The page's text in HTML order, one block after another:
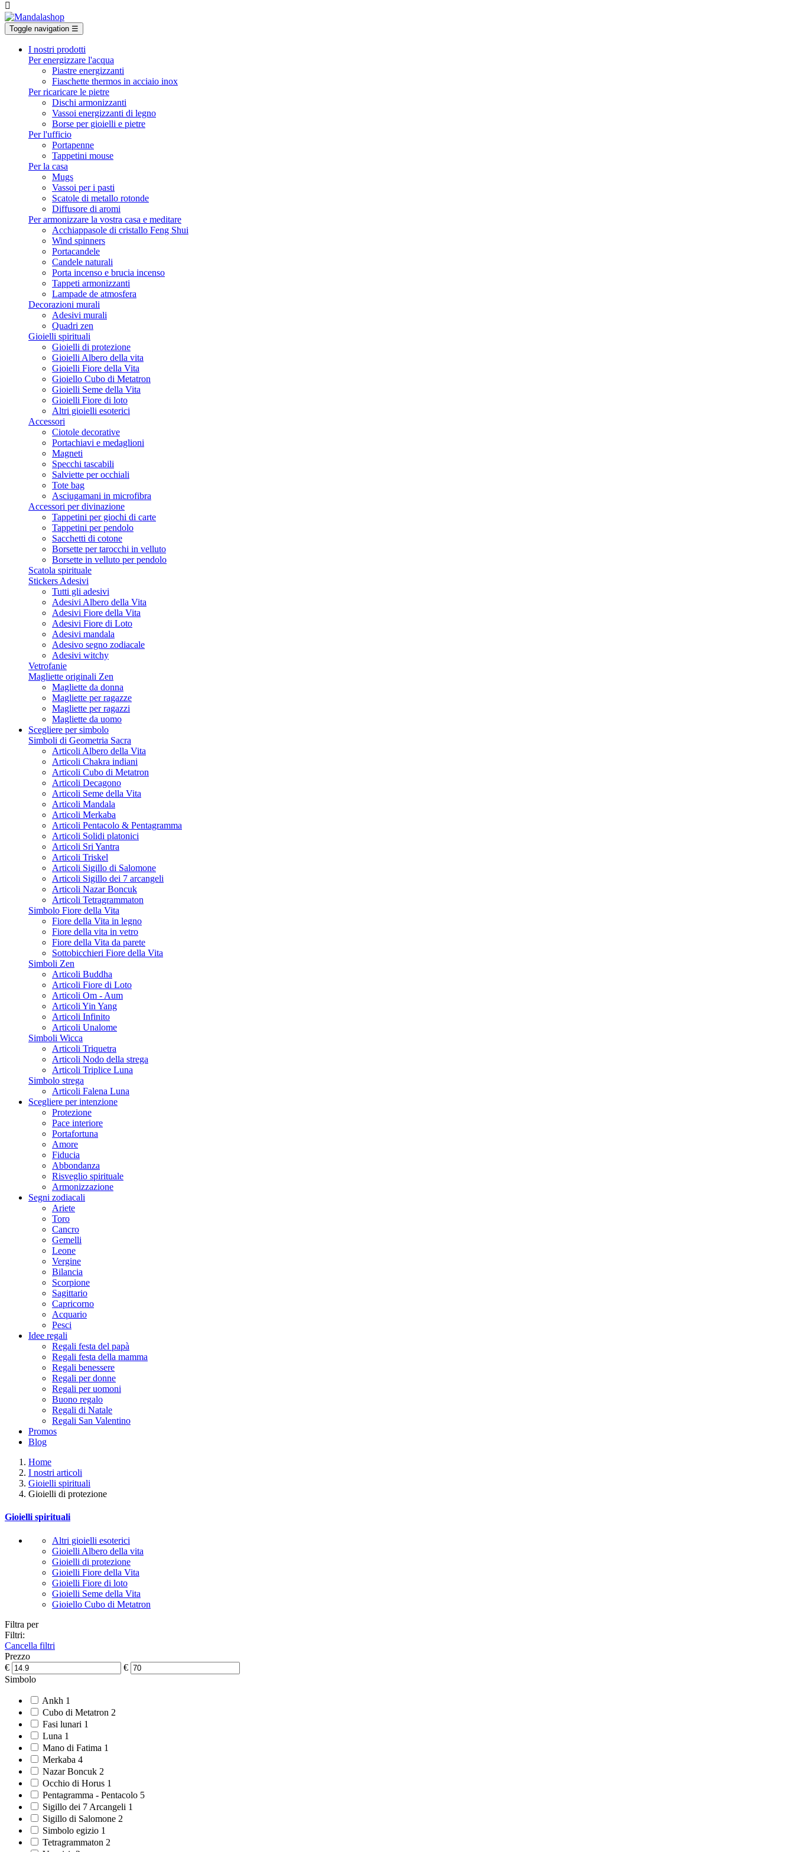

Toggle navigation ☰
I nostri prodotti
Per energizzare l'acqua
Piastre energizzanti
Fiaschette thermos in acciaio inox
Per ricaricare le pietre
Dischi armonizzanti
Vassoi energizzanti di legno
Borse per gioielli e pietre
Per l'ufficio
Portapenne
Tappetini mouse
Per la casa
Mugs
Vassoi per i pasti
Scatole di metallo rotonde
Diffusore di aromi
Per armonizzare la vostra casa e meditare
Acchiappasole di cristallo Feng Shui
Wind spinners
Portacandele
Candele naturali
Porta incenso e brucia incenso
Tappeti armonizzanti
Lampade de atmosfera
Decorazioni murali
Adesivi murali
Quadri zen
Gioielli spirituali
Gioielli di protezione
Gioielli Albero della vita
Gioielli Fiore della Vita
Gioiello Cubo di Metatron
Gioielli Seme della Vita
Gioielli Fiore di loto
Altri gioielli esoterici
Accessori
Ciotole decorative
Portachiavi e medaglioni
Magneti
Specchi tascabili
Salviette per occhiali
Tote bag
Asciugamani in microfibra
Accessori per divinazione
Tappetini per giochi di carte
Tappetini per pendolo
Sacchetti di cotone
Borsette per tarocchi in velluto
Borsette in velluto per pendolo
Scatola spirituale
Stickers Adesivi
Tutti gli adesivi
Adesivi Albero della Vita
Adesivi Fiore della Vita
Adesivi Fiore di Loto
Adesivi mandala
Adesivo segno zodiacale
Adesivi witchy
Vetrofanie
Magliette originali Zen
Magliette da donna
Magliette per ragazze
Magliette per ragazzi
Magliette da uomo
Scegliere per simbolo
Simboli di Geometria Sacra
Articoli Albero della Vita
Articoli Chakra indiani
Articoli Cubo di Metatron
Articoli Decagono
Articoli Seme della Vita
Articoli Mandala
Articoli Merkaba
Articoli Pentacolo & Pentagramma
Articoli Solidi platonici
Articoli Sri Yantra
Articoli Triskel
Articoli Sigillo di Salomone
Articoli Sigillo dei 7 arcangeli
Articoli Nazar Boncuk
Articoli Tetragrammaton
Simbolo Fiore della Vita
Fiore della Vita in legno
Fiore della vita in vetro
Fiore della Vita da parete
Sottobicchieri Fiore della Vita
Simboli Zen
Articoli Buddha
Articoli Fiore di Loto
Articoli Om - Aum
Articoli Yin Yang
Articoli Infinito
Articoli Unalome
Simboli Wicca
Articoli Triquetra
Articoli Nodo della strega
Articoli Triplice Luna
Simbolo strega
Articoli Falena Luna
Scegliere per intenzione
Protezione
Pace interiore
Portafortuna
Amore
Fiducia
Abbondanza
Risveglio spirituale
Armonizzazione
Segni zodiacali
Ariete
Toro
Cancro
Gemelli
Leone
Vergine
Bilancia
Scorpione
Sagittario
Capricorno
Acquario
Pesci
Idee regali
Regali festa del papà
Regali festa della mamma
Regali benessere
Regali per donne
Regali per uomoni
Buono regalo
Regali di Natale
Regali San Valentino
Promos
Blog
Home
I nostri articoli
Gioielli spirituali
Gioielli di protezione
Gioielli spirituali
Altri gioielli esoterici
Gioielli Albero della vita
Gioielli di protezione
Gioielli Fiore della Vita
Gioielli Fiore di loto
Gioielli Seme della Vita
Gioiello Cubo di Metatron
Filtra per
Filtri:
Cancella filtri
Prezzo
€
€
Simbolo
Ankh 1
Cubo di Metatron 2
Fasi lunari 1
Luna 1
Mano di Fatima 1
Merkaba 4
Nazar Boncuk 2
Occhio di Horus 1
Pentagramma - Pentacolo 5
Sigillo dei 7 Arcangeli 1
Sigillo di Salomone 2
Simbolo egizio 1
Tetragrammaton 2